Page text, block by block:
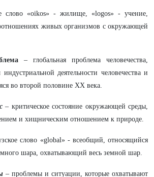
слово «oikos» - жилище, «logos» - учение,
живых организмов с окружающей
– глобальная проблема человечества,
деятельности человечества и
во второй половине XX века.
– критическое состояние окружающей среды,
и хищническим отношением к природе.
слово «global» - всеобщий, относящийся
шара, охватывающий весь земной шар.
– проблемы и ситуации, которые охватывают